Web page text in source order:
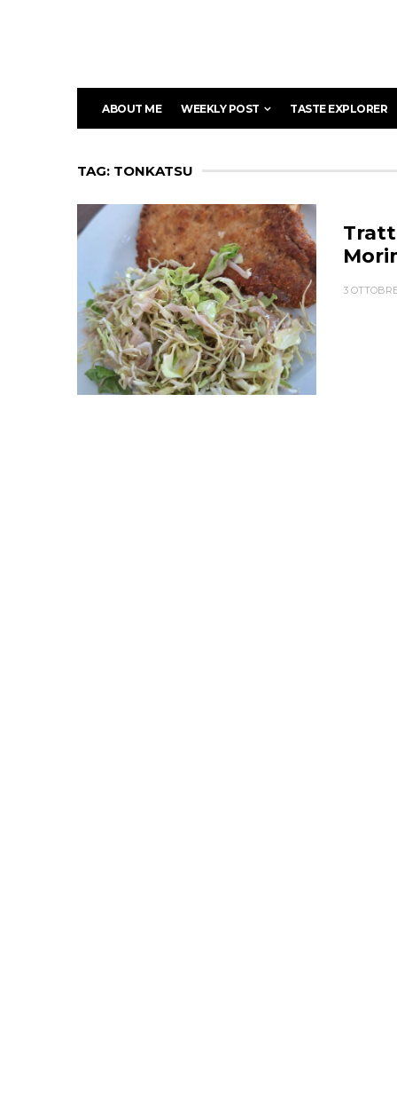
ABOUT ME WEEKLY POST TASTE EXPLORER
TAG: TONKATSU
3